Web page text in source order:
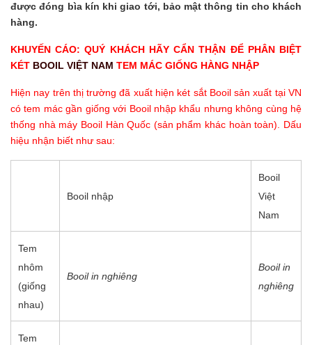
được đóng bìa kín khi giao tới, bảo mật thông tin cho khách
hàng.
KHUYẾN CÁO: QUÝ KHÁCH HÃY CẨN THẬN ĐỂ PHÂN BIỆT
KÉT BOOIL VIỆT NAM TEM MÁC GIỐNG HÀNG NHẬP
Hiện nay trên thị trường đã xuất hiện két sắt Booil sản xuất tại VN
có tem mác gần giống với Booil nhập khẩu nhưng không cùng hệ
thống nhà máy Booil Hàn Quốc (sản phẩm khác hoàn toàn). Dấu
hiệu nhận biết như sau:
Booil nhập
Booil
Việt
Nam
Tem
nhôm
(giống
nhau)
Booil in nghiêng
Booil in
nghiêng
Tem